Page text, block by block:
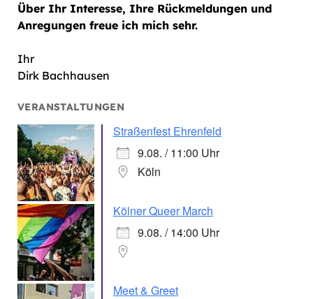
Über Ihr Interesse, Ihre Rückmeldungen und
Anregungen freue ich mich sehr.
Ihr
Dirk Bachhausen
VERANSTALTUNGEN
Straßenfest Ehrenfeld
9.08. / 11:00 Uhr
Köln
Kölner Queer March
9.08. / 14:00 Uhr
Meet & Greet